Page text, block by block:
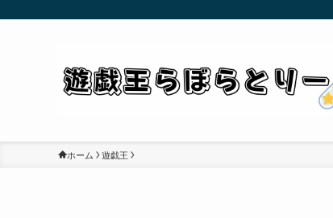
ホーム 遊戯王